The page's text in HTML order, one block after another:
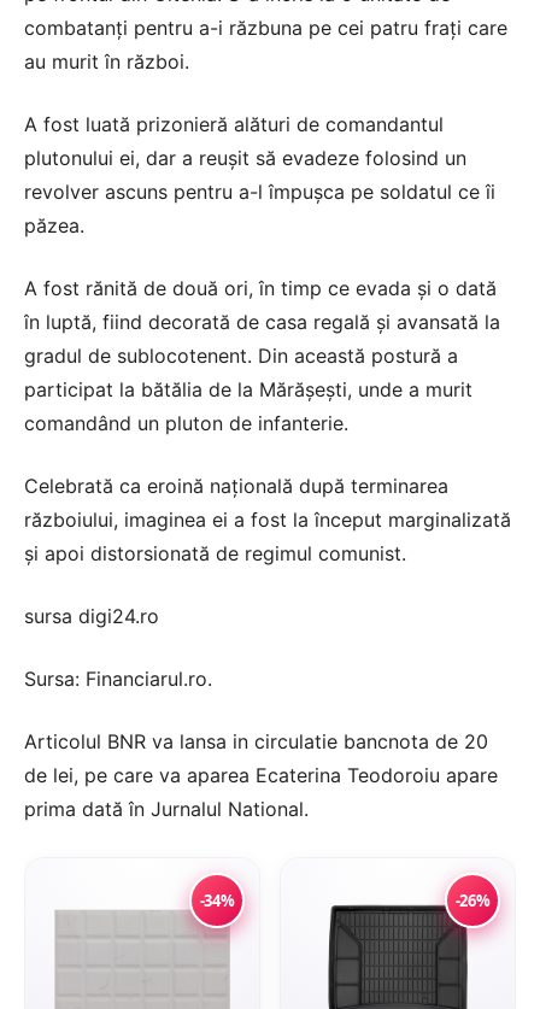
combatanți pentru a-i răzbuna pe cei patru frați care
au murit în război.
A fost luată prizonieră alături de comandantul
plutonului ei, dar a reușit să evadeze folosind un
revolver ascuns pentru a-l împușca pe soldatul ce îi
păzea.
A fost rănită de două ori, în timp ce evada și o dată
în luptă, fiind decorată de casa regală și avansată la
gradul de sublocotenent. Din această postură a
participat la bătălia de la Mărășești, unde a murit
comandând un pluton de infanterie.
Celebrată ca eroină națională după terminarea
războiului, imaginea ei a fost la început marginalizată
și apoi distorsionată de regimul comunist.
sursa digi24.ro
Sursa: Financiarul.ro.
Articolul BNR va lansa in circulatie bancnota de 20
de lei, pe care va aparea Ecaterina Teodoroiu apare
prima dată în Jurnalul National.
-34% -26%